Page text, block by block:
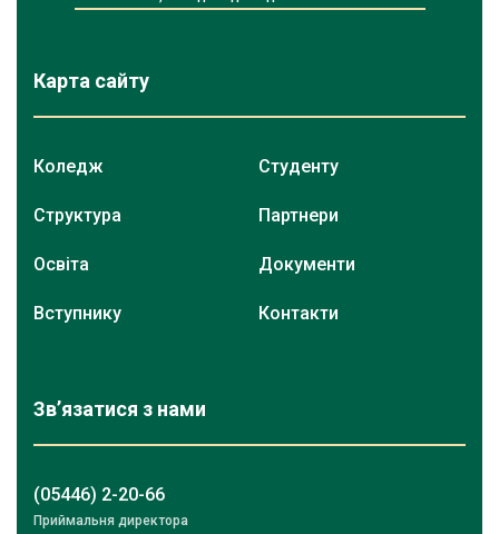
Карта сайту
Коледж
Структура
Освіта
Вступнику
Студенту
Партнери
Документи
Контакти
Зв’язатися з нами
(05446) 2-20-66
Приймальня директора